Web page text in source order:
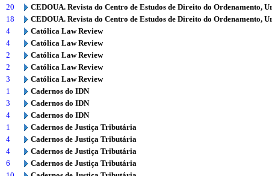
20
CEDOUA. Revista do Centro de Estudos de Direito do Ordenamento,
18
CEDOUA. Revista do Centro de Estudos de Direito do Ordenamento,
4
Católica Law Review
4
Católica Law Review
2
Católica Law Review
2
Católica Law Review
3
Católica Law Review
1
Cadernos do IDN
3
Cadernos do IDN
4
Cadernos do IDN
1
Cadernos de Justiça Tributária
4
Cadernos de Justiça Tributária
4
Cadernos de Justiça Tributária
6
Cadernos de Justiça Tributária